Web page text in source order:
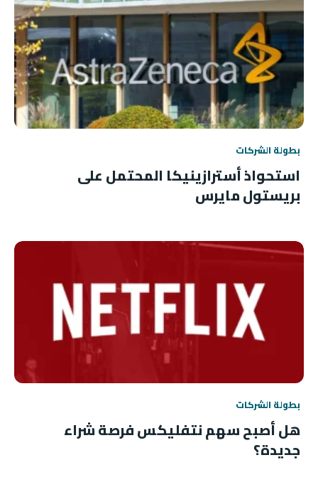
بطولة الشركات
استحواذ أسترازينيكا المحتمل على
بريستول مايرس
بطولة الشركات
هل أصبح سهم نتفليكس فرصة شراء
جديدة؟